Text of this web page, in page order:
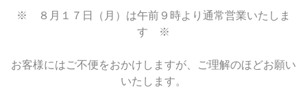
※ ８月１７日（月）は午前９時より通常営業いたしま
す ※
お客様にはご不便をおかけしますが、ご理解のほどお願い
いたします。